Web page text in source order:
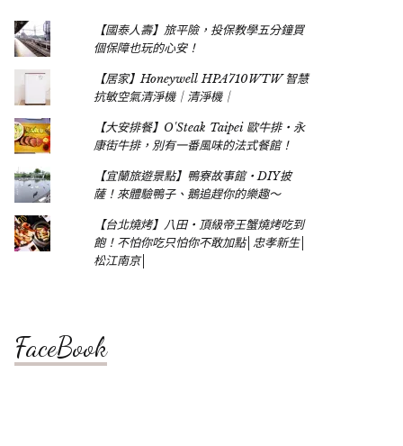
【國泰人壽】旅平險，投保教學五分鐘買
個保障也玩的心安！
【居家】Honeywell HPA710WTW 智慧
抗敏空氣清淨機｜清淨機｜
【大安排餐】O'Steak Taipei 歐牛排‧永
康街牛排，別有一番風味的法式餐館！
【宜蘭旅遊景點】鴨寮故事館‧DIY披
薩！來體驗鴨子、鵝追趕你的樂趣～
【台北燒烤】八田‧頂級帝王蟹燒烤吃到
飽！不怕你吃只怕你不敢加點│忠孝新生│
松江南京│
FaceBook